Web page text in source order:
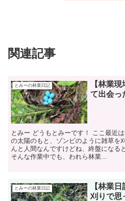
関連記事
とみーの林業日記
【林業
て出会っ
とみー どうもとみーです！ ここ最近
の太陽のもと、ゾンビのように雑草を
んと人間なんですけどね、終盤になる
そんな作業中でも、われら林業...
とみーの林業日記
【林業
刈りで思